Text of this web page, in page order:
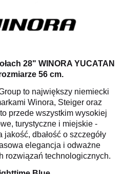
28" WINORA YUCATAN
56 cm.
to największy niemiecki
Winora, Steiger oraz
przede wszystkim wysokiej
turystyczne i miejskie -
dbałość o szczegóły
elegancja i odważne
rozwiązań technologicznych.